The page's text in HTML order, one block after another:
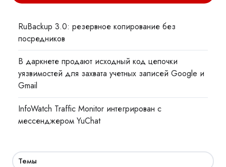
RuBackup 3.0: резервное копирование без
посредников
В даркнете продают исходный код цепочки
уязвимостей для захвата учетных записей Google и
Gmail
InfoWatch Traffic Monitor интегрирован с
мессенджером YuChat
Темы